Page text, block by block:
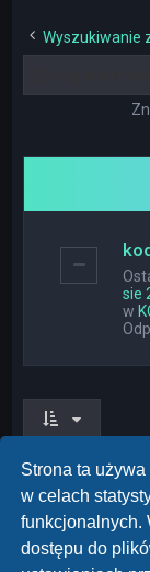
Strona ta
w celach
funkcjonalnych.
dostępu do
Wyszukiwanie
sie
w